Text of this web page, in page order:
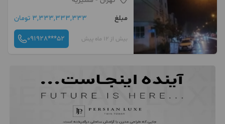
مبلغ
3,333,333,333 تومان
بیش از 12 ماه پیش 091928***52